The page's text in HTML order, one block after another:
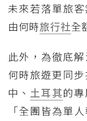
未來若落單旅
由何時旅行社全
此外，為徹底
何時旅遊更同
中、 土耳其的
「全團皆為單